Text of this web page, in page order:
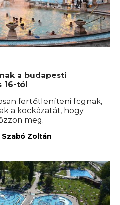
a budapesti
tól
fertőtleníteni fognak,
a kockázatát, hogy
meg.
Szabó Zoltán